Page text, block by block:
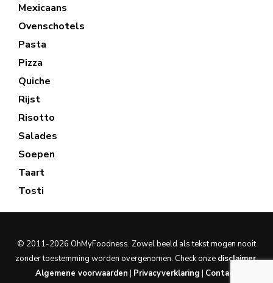
Mexicaans
Ovenschotels
Pasta
Pizza
Quiche
Rijst
Risotto
Salades
Soepen
Taart
Tosti
© 2011-2026 OhMyFoodness. Zowel beeld als tekst mogen nooit
zonder toestemming worden overgenomen. Check onze disclaimer.
Algemene voorwaarden | Privacyverklaring | Contact